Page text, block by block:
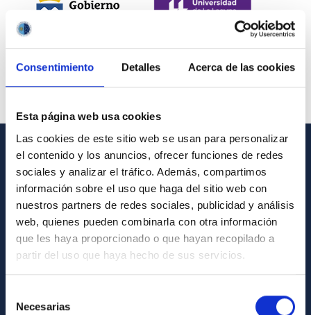
Consentimiento Detalles Acerca de las cookies
Esta página web usa cookies
Las cookies de este sitio web se usan para personalizar
el contenido y los anuncios, ofrecer funciones de redes
sociales y analizar el tráfico. Además, compartimos
información sobre el uso que haga del sitio web con
nuestros partners de redes sociales, publicidad y análisis
web, quienes pueden combinarla con otra información
que les haya proporcionado o que hayan recopilado a
partir del uso que haya hecho de sus servicios.
Necesarias
INFORMACIÓN GENERAL
Contacto
Cómo llegar al IAC
Directorio de personal
Biblioteca